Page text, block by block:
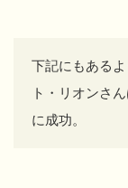
下記にもある
ト・リオンさ
に成功。